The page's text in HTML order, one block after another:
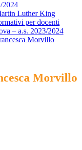
2024
Luther King
per docenti
– a.s. 2023/2024
Morvillo
Morvillo